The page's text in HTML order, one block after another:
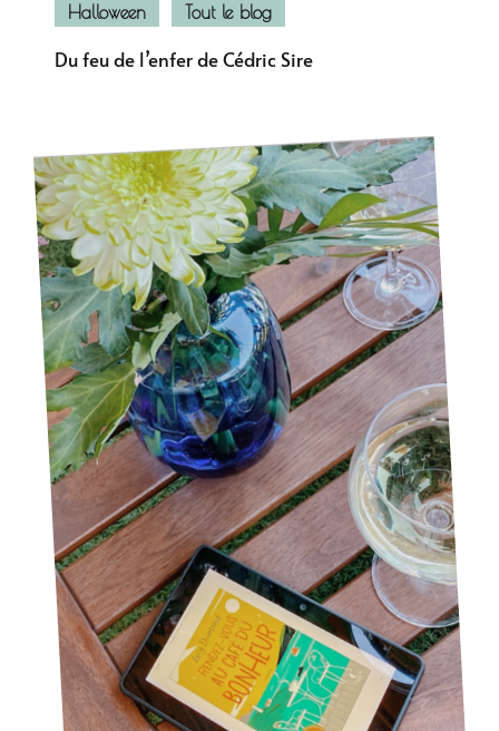
Halloween Tout le blog
Du feu de l’enfer de Cédric Sire